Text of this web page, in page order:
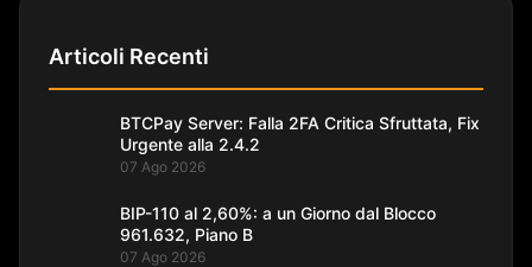
Articoli Recenti
BTCPay Server: Falla 2FA Critica Sfruttata, Fix
Urgente alla 2.4.2
07 Ago 2026
BIP-110 al 2,60%: a un Giorno dal Blocco
961.632, Piano B
07 Ago 2026